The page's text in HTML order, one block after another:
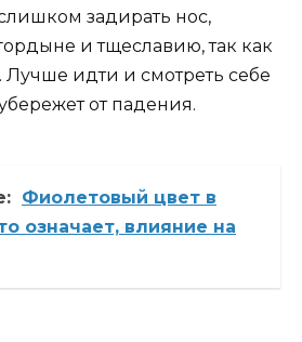
задирать нос,
и тщеславию, так как
Лучше идти и смотреть себе
от падения.
Фиолетовый цвет в
означает, влияние на